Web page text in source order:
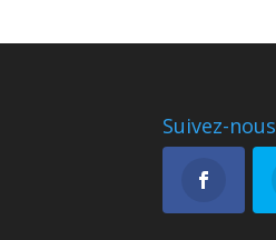
Suivez-nous